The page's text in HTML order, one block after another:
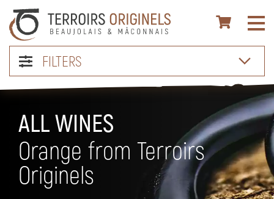
FILTERS
ALL WINES
Orange from Terroirs
Originels